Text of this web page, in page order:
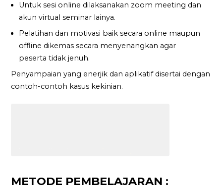
Untuk sesi online dilaksanakan zoom meeting dan
akun virtual seminar lainya.
Pelatihan dan motivasi baik secara online maupun
offline dikemas secara menyenangkan agar
peserta tidak jenuh.
Penyampaian yang enerjik dan aplikatif disertai dengan
contoh-contoh kasus kekinian.
METODE PEMBELAJARAN :